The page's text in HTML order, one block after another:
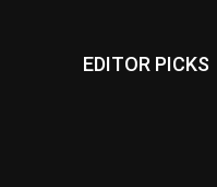
EDITOR PICKS